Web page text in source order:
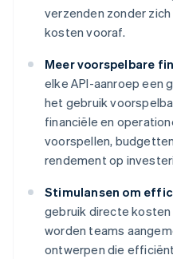
verzenden zonder
kosten vooraf.
Meer voorspelbare
elke API-aanroep een
het gebruik
financiële en
voorspellen,
rendement op
Stimulansen om
gebruik directe
worden teams
ontwerpen die